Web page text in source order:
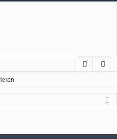
m
el
ist
rie